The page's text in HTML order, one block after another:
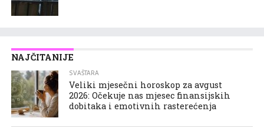
NAJČITANIJE
SVAŠTARA
Veliki mjesečni horoskop za avgust
2026: Očekuje nas mjesec finansijskih
dobitaka i emotivnih rasterećenja